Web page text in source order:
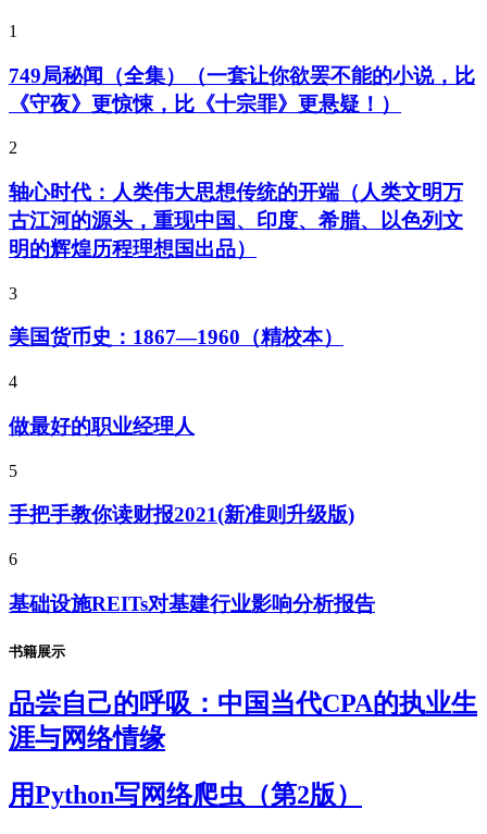
1
749局秘闻（全集）（一套让你欲罢不能的小说，比
《守夜》更惊悚，比《十宗罪》更悬疑！）
2
轴心时代：人类伟大思想传统的开端（人类文明万
古江河的源头，重现中国、印度、希腊、以色列文
明的辉煌历程理想国出品）
3
美国货币史：1867—1960（精校本）
4
做最好的职业经理人
5
手把手教你读财报2021(新准则升级版)
6
基础设施REITs对基建行业影响分析报告
书籍展示
品尝自己的呼吸：中国当代CPA的执业生
涯与网络情缘
用Python写网络爬虫（第2版）